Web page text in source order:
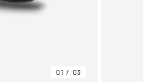
01 03